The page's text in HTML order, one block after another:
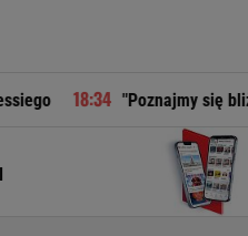
"Poznajmy się bliżej". Marta